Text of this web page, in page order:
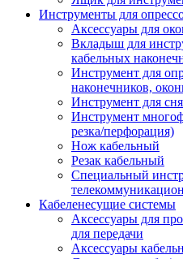
Инструменты для
Аксессуары для
Вкладыш для
кабельных
Инструмент для
наконечников,
Инструмент для
Инструмент
резка/перфорация)
Нож кабельный
Резак кабельный
Специальный
Кабеленесущие системы
Аксессуары для
для передачи
Аксессуары